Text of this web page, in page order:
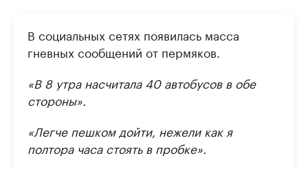
В социальных сетях появилась масса
гневных сообщений от пермяков.
«В 8 утра насчитала 40 автобусов в обе
стороны».
«Легче пешком дойти, нежели как я
полтора часа стоять в пробке».